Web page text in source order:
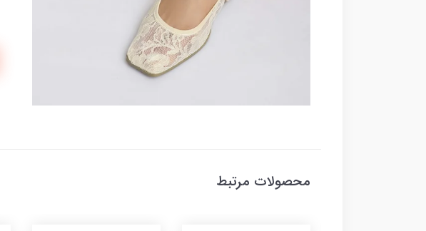
محصولات مرتبط